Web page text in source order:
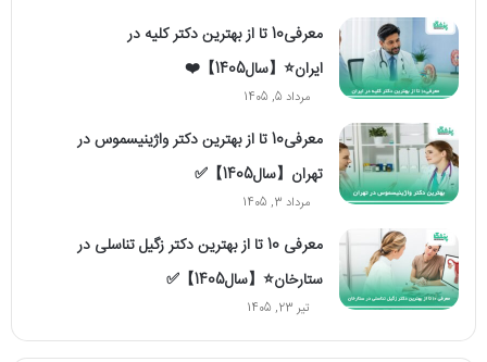
معرفی10 تا از بهترین دکتر کلیه در
ایران⭐【سال1405】❤️
مرداد 5, 1405
معرفی10 تا از بهترین دکتر واژینیسموس در
تهران【سال1405】✅
مرداد 3, 1405
معرفی 10 تا از بهترین دکتر زگیل تناسلی در
ستارخان⭐【سال1405】✅
تیر 23, 1405